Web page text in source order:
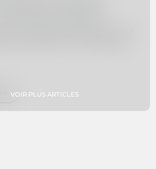
botanical gardens, or
on secluded beaches, we've got
pack your bags and get ready
VOIR PLUS ARTICLES